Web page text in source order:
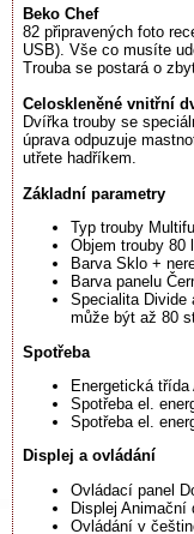
Beko Chef
82 připravených foto
USB). Vše co musíte
Trouba se postará o
Celoskleněné vnitřní
Dvířka trouby se
úprava odpuzuje
utřete hadříkem.
Základní parametry
Typ trouby
Objem trouby 80 l
Barva Sklo +
Barva panelu
Specialita Divide
může být až 80
Spotřeba
Energetická třída
Spotřeba el.
Spotřeba el.
Displej a ovládání
Ovládací panel
Displej Animační
Ovládání v